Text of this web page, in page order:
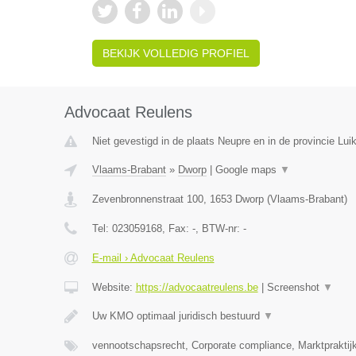
BEKIJK VOLLEDIG PROFIEL
Advocaat Reulens
Niet gevestigd in de plaats Neupre en in de provincie
Vlaams-Brabant» Dworp| Google maps ▼
Zevenbronnenstraat 100, 1653 Dworp(Vlaams-Brabant)
Tel: 023059168, Fax: -, BTW-nr: -
E-mail › Advocaat Reulens
Website: https://advocaatreulens.be| Screenshot ▼
Uw KMO optimaal juridisch bestuurd ▼
vennootschapsrecht, Corporate compliance,